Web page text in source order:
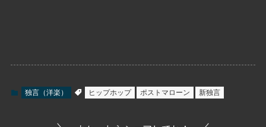
独言（洋楽） ヒップホップ ポストマローン 新独言